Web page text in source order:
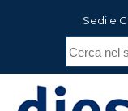
Sedi e